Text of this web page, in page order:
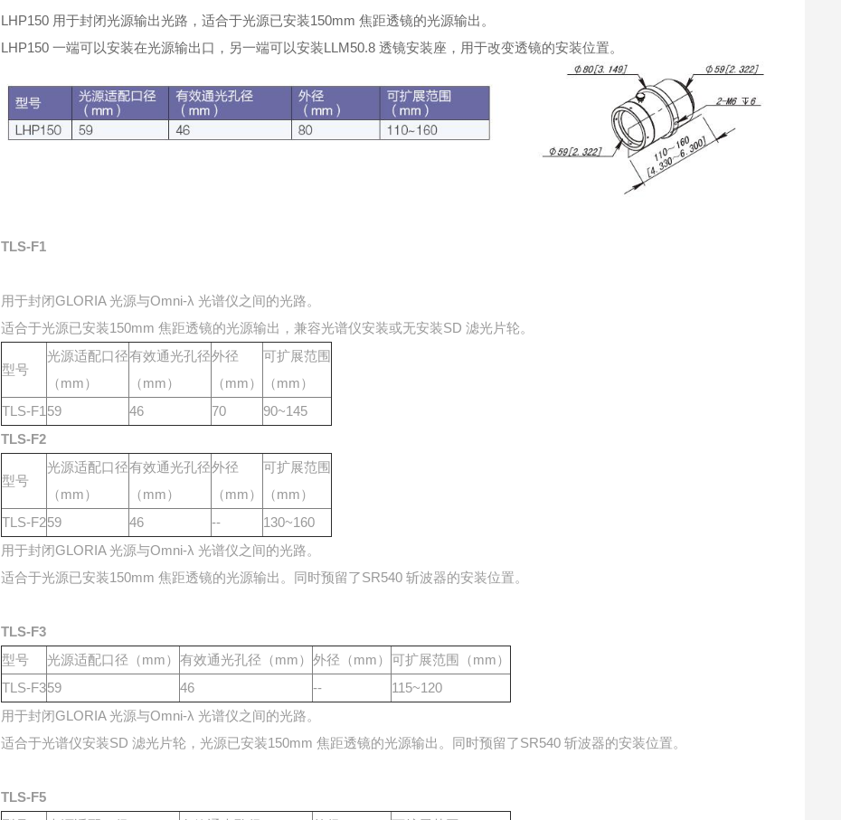
LHP150 用于封闭光源输出光路，适合于光源已安装150mm 焦距透镜的光源输出。
LHP150 一端可以安装在光源输出口，另一端可以安装LLM50.8 透镜安装座，用于改变透镜的安装位置。
TLS-F1
用于封闭GLORIA 光源与Omni-λ 光谱仪之间的光路。
适合于光源已安装150mm 焦距透镜的光源输出，兼容光谱仪安装或无安装SD 滤光片轮。
型号
光源适配口径
（mm）
有效通光孔径
（mm）
外径
（mm）
可扩展范围
（mm）
TLS-F1 59 46 70
90~145
TLS-F2
型号
光源适配口径
（mm）
有效通光孔径
（mm）
外径
（mm）
可扩展范围
（mm）
TLS-F259 46 --
130~160
用于封闭GLORIA 光源与Omni-λ 光谱仪之间的光路。
适合于光源已安装150mm 焦距透镜的光源输出。同时预留了SR540 斩波器的安装位置。
TLS-F3
型号
光源适配口径 （mm） 有效通光孔径 （mm） 外径 （mm） 可扩展范围
（mm）
TLS-F359 46 --
115~120
用于封闭GLORIA 光源与Omni-λ 光谱仪之间的光路。
适合于光谱仪安装SD 滤光片轮，光源已安装150mm 焦距透镜的光源输出。同时预留了SR540 斩波器的安装位置。
TLS-F5